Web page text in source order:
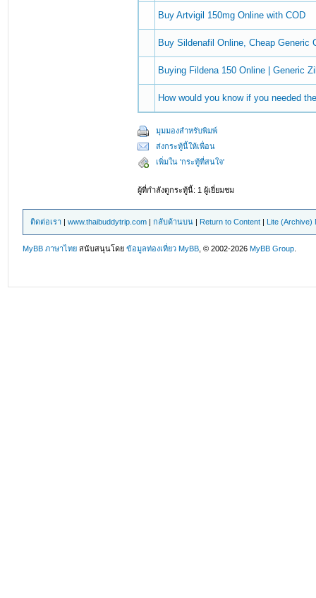
Buy Artvigil 150mg Online with COD
Buy Sildenafil Online, Cheap Generic
Buying Fildena 150 Online | Generic
How would you know if you needed
มุมมองสำหรับพิมพ์
ส่งกระทู้นี้ให้เพื่อน
เพิ่มใน 'กระทู้ที่สนใจ'
ผู้ที่กำลังดูกระทู้นี้: 1 ผู้เยี่ยมชม
ติดต่อเรา |www.thaibuddytrip.com |กลับด้านบน | Return to Content | Lite (Archive)
MyBB ภาษาไทย สนับสนุนโดยข้อมูลท่องเที่ยว MyBB , © 2002-2026MyBB Group